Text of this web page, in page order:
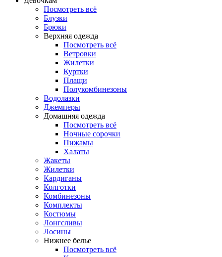
Посмотреть всё
Блузки
Брюки
Верхняя одежда
Посмотреть всё
Ветровки
Жилетки
Куртки
Плащи
Полукомбинезоны
Водолазки
Джемперы
Домашняя одежда
Посмотреть всё
Ночные сорочки
Пижамы
Халаты
Жакеты
Жилетки
Кардиганы
Колготки
Комбинезоны
Комплекты
Костюмы
Лонгсливы
Лосины
Нижнее белье
Посмотреть всё